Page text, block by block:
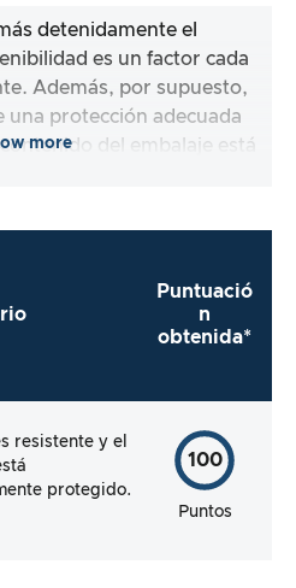
detenidamente el
es un factor cada
Además, por supuesto,
una protección adecuada
del embalaje está
more
Puntuació
n
obtenida*
resistente y el
protegido.
100
Puntos